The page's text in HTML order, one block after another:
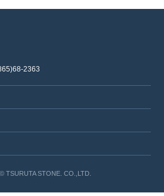
2363
TSURUTA STONE. CO.,LTD.